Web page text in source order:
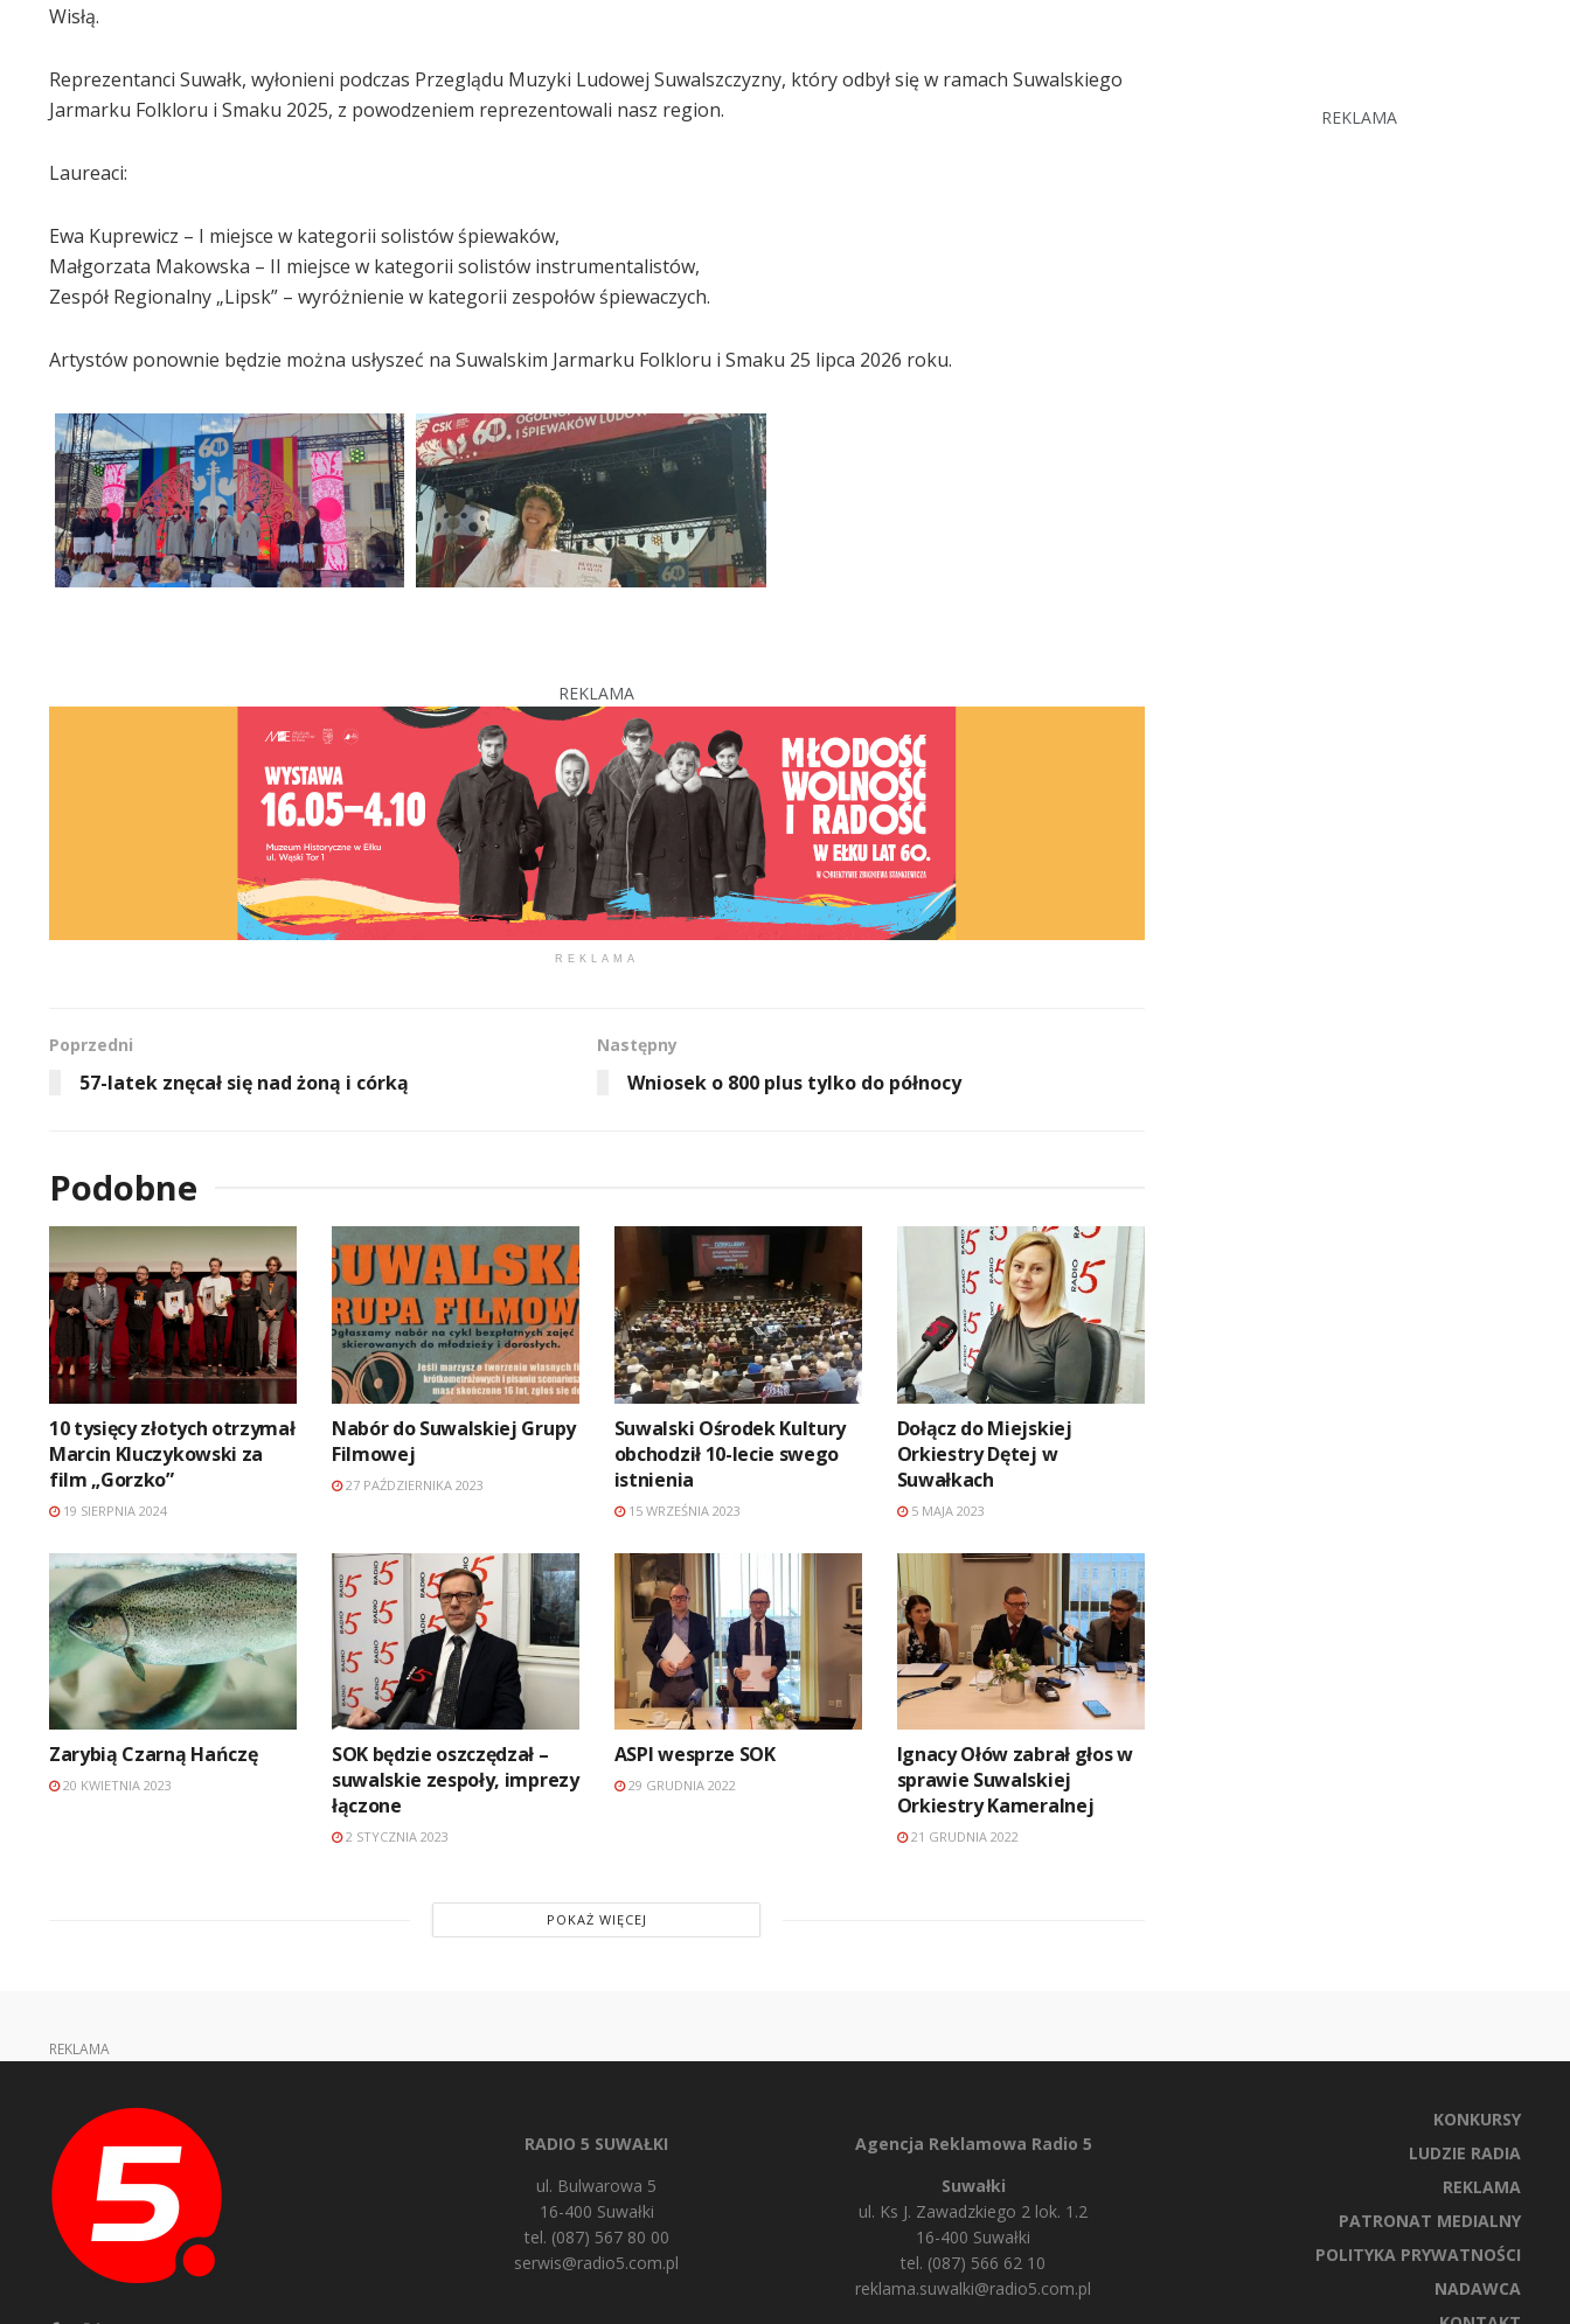
Wisłą.
Reprezentanci Suwałk, wyłonieni podczas Przeglądu Muzyki Ludowej Suwalszczyzny, który odbył się w ramach Suwalskiego
Jarmarku Folkloru i Smaku 2025, z powodzeniem reprezentowali nasz region.
Laureaci:
Ewa Kuprewicz – I miejsce w kategorii solistów śpiewaków,
Małgorzata Makowska – II miejsce w kategorii solistów instrumentalistów,
Zespół Regionalny „Lipsk” – wyróżnienie w kategorii zespołów śpiewaczych.
Artystów ponownie będzie można usłyszeć na Suwalskim Jarmarku Folkloru i Smaku 25 lipca 2026 roku.
REKLAMA
REKLAMA
Poprzedni
57-latek znęcał się nad żoną i córką
Następny
Wniosek o 800 plus tylko do północy
Podobne
10 tysięcy złotych otrzymał
Marcin Kluczykowski za
film „Gorzko”
19 SIERPNIA 2024
Nabór do Suwalskiej Grupy
Filmowej
27 PAŹDZIERNIKA 2023
Suwalski Ośrodek Kultury
obchodził 10-lecie swego
istnienia
15 WRZEŚNIA 2023
Dołącz do Miejskiej
Orkiestry Dętej w
Suwałkach
5 MAJA 2023
Zarybią Czarną Hańczę
20 KWIETNIA 2023
SOK będzie oszczędzał –
suwalskie zespoły, imprezy
łączone
2 STYCZNIA 2023
ASPI wesprze SOK
29 GRUDNIA 2022
Ignacy Ołów zabrał głos w
sprawie Suwalskiej
Orkiestry Kameralnej
21 GRUDNIA 2022
POKAŻ WIĘCEJ
REKLAMA
REKLAMA
RADIO 5 SUWAŁKI
ul. Bulwarowa 5
16-400 Suwałki
tel. (087) 567 80 00
serwis@radio5.com.pl
Agencja Reklamowa Radio 5
Suwałki
ul. Ks J. Zawadzkiego 2 lok. 1.2
16-400 Suwałki
tel. (087) 566 62 10
reklama.suwalki@radio5.com.pl
KONKURSY
LUDZIE RADIA
REKLAMA
PATRONAT MEDIALNY
POLITYKA PRYWATNOŚCI
NADAWCA